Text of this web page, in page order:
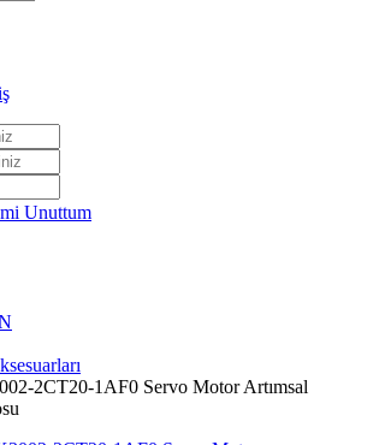
Unuttum
2CT20-1AF0 Servo Motor Artımsal